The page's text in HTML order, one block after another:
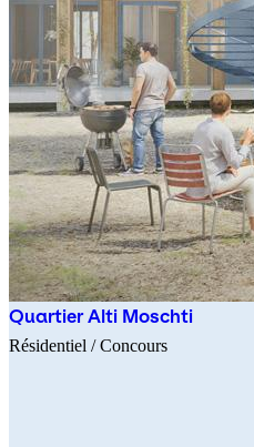
Quartier Alti Moschti
Résidentiel / Concours